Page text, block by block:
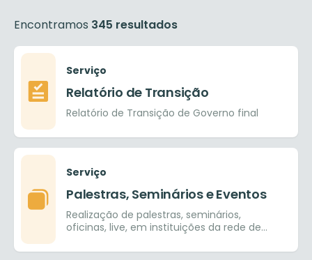
Encontramos 345 resultados
Serviço
Relatório de Transição
Relatório de Transição de Governo final
Serviço
Palestras, Seminários e Eventos
Realização de palestras, seminários,
oficinas, live, em instituições da rede de
fundamental, médio e superior.